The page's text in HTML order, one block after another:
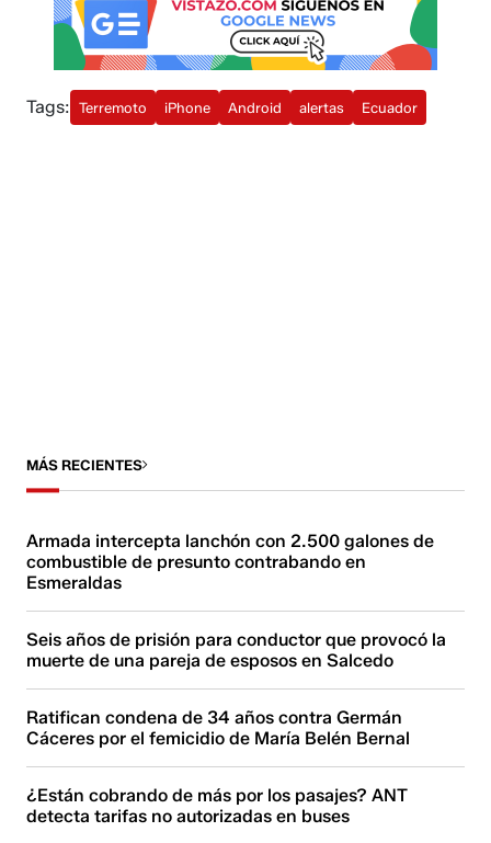
Tags: Terremoto iPhone Android alertas Ecuador
MÁS RECIENTES
Armada intercepta lanchón con 2.500 galones de
combustible de presunto contrabando en
Esmeraldas
Seis años de prisión para conductor que provocó la
muerte de una pareja de esposos en Salcedo
Ratifican condena de 34 años contra Germán
Cáceres por el femicidio de María Belén Bernal
¿Están cobrando de más por los pasajes? ANT
detecta tarifas no autorizadas en buses